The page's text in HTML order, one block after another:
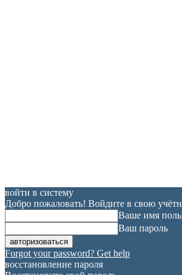
войти в систему
Добро пожаловать! Войдите в свою
Ваше имя
Ваш пароль
Forgot your password? Get help
восстановление пароля